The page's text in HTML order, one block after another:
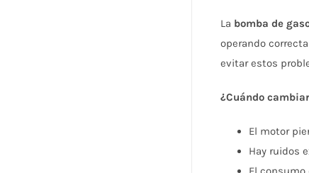
La bomba de
operando
evitar estos
¿Cuándo
El motor
Hay ruidos